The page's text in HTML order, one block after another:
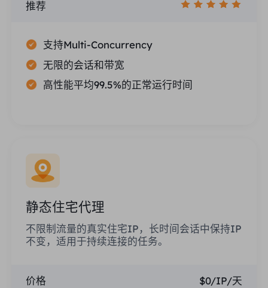
推荐
支持Multi-Concurrency
无限的会话和带宽
高性能平均99.5%的正常运行时间
静态住宅代理
不限制流量的真实住宅IP，长时间会话中保持IP
不变，适用于持续连接的任务。
价格
$0/IP/天